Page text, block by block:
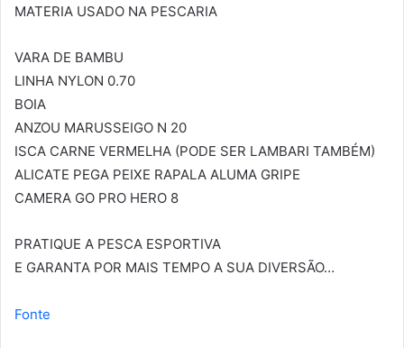
MATERIA USADO NA PESCARIA
VARA DE BAMBU
LINHA NYLON 0.70
BOIA
ANZOU MARUSSEIGO N 20
ISCA CARNE VERMELHA (PODE SER LAMBARI TAMBÉM)
ALICATE PEGA PEIXE RAPALA ALUMA GRIPE
CAMERA GO PRO HERO 8
PRATIQUE A PESCA ESPORTIVA
E GARANTA POR MAIS TEMPO A SUA DIVERSÃO…
Fonte